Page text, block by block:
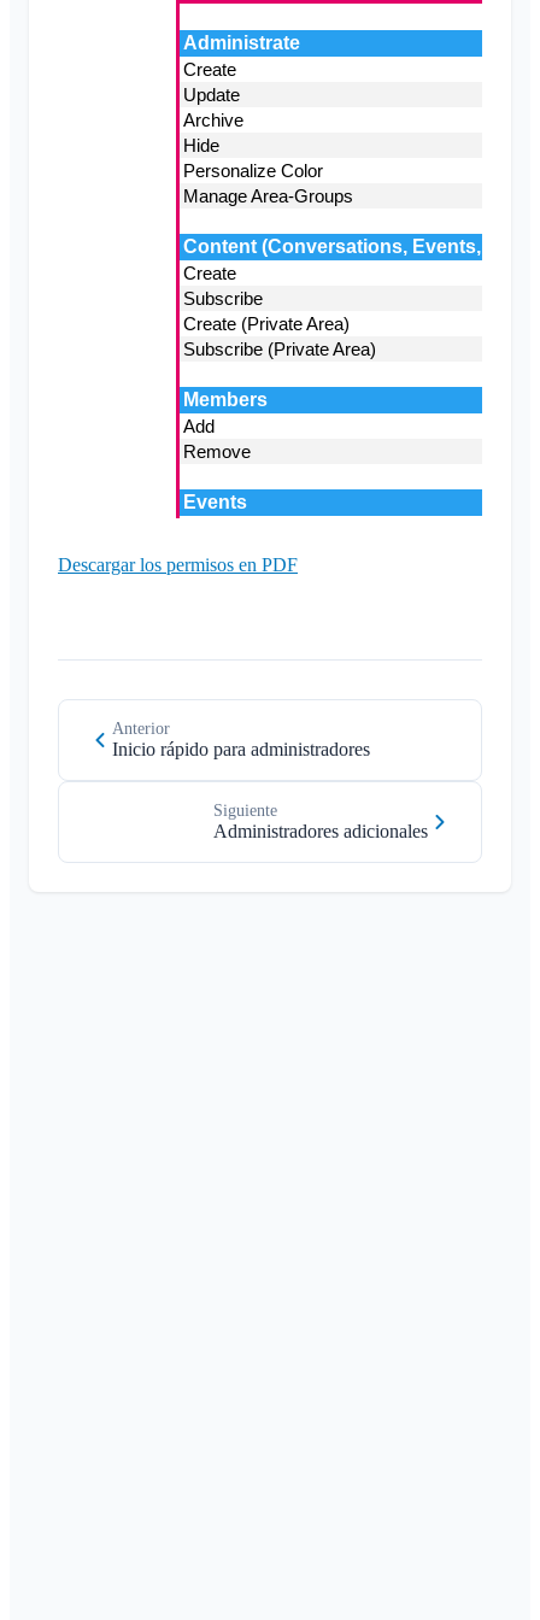
Cerrar el Klubraum
Navegadores compatibles
Preguntas frecuentes
Descargar los permisos en PDF
Anterior
Inicio rápido para administradores
Siguiente
Administradores adicionales